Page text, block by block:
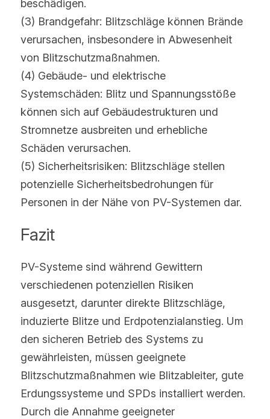
beschädigen.
(3) Brandgefahr: Blitzschläge können Brände
verursachen, insbesondere in Abwesenheit
von Blitzschutzmaßnahmen.
(4) Gebäude- und elektrische
Systemschäden: Blitz und Spannungsstöße
können sich auf Gebäudestrukturen und
Stromnetze ausbreiten und erhebliche
Schäden verursachen.
(5) Sicherheitsrisiken: Blitzschläge stellen
potenzielle Sicherheitsbedrohungen für
Personen in der Nähe von PV-Systemen dar.
Fazit
PV-Systeme sind während Gewittern
verschiedenen potenziellen Risiken
ausgesetzt, darunter direkte Blitzschläge,
induzierte Blitze und Erdpotenzialanstieg. Um
den sicheren Betrieb des Systems zu
gewährleisten, müssen geeignete
Blitzschutzmaßnahmen wie Blitzableiter, gute
Erdungssysteme und SPDs installiert werden.
Durch die Annahme geeigneter